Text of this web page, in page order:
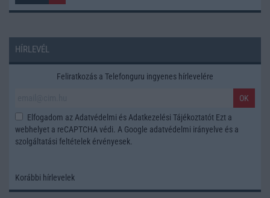
HÍRLEVÉL
Feliratkozás a Telefonguru ingyenes hírlevelére
OK
Elfogadom azAdatvédelmi és Adatkezelési Tájékoztatót Ezt a
webhelyet a reCAPTCHA védi. A Google adatvédelmi irányelve és a
szolgáltatási feltételek érvényesek.
Korábbi hírlevelek